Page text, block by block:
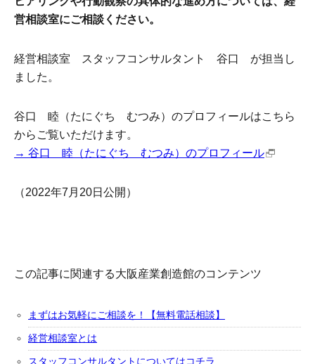
営相談室にご相談ください。
経営相談室 スタッフコンサルタント 谷口 が担当し
ました。
谷口 睦（たにぐち むつみ）のプロフィールはこちら
からご覧いただけます。
→ 谷口 睦（たにぐち むつみ）のプロフィール
（2022年7月20日公開）
この記事に関連する大阪産業創造館のコンテンツ
まずはお気軽にご相談を！【無料電話相談】
経営相談室とは
スタッフコンサルタントについてはコチラ